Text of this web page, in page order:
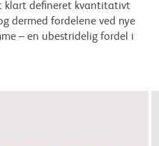
klart defineret kvantitativt
dermed fordelene ved nye
– en ubestridelig fordel i